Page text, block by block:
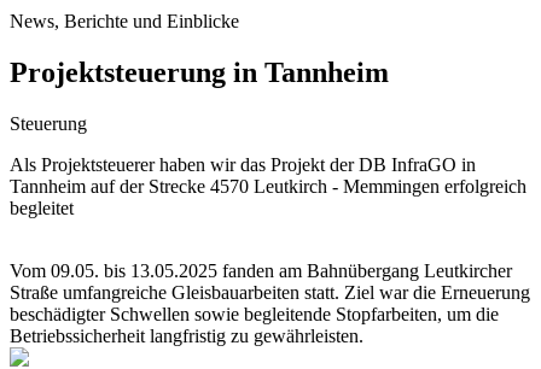
News, Berichte und Einblicke
Projektsteuerung in Tannheim
Steuerung
Als Projektsteuerer haben wir das Projekt der DB InfraGO in
Tannheim auf der Strecke 4570 Leutkirch - Memmingen erfolgreich
begleitet
Vom 09.05. bis 13.05.2025 fanden am Bahnübergang Leutkircher
Straße umfangreiche Gleisbauarbeiten statt. Ziel war die Erneuerung
beschädigter Schwellen sowie begleitende Stopfarbeiten, um die
Betriebssicherheit langfristig zu gewährleisten.